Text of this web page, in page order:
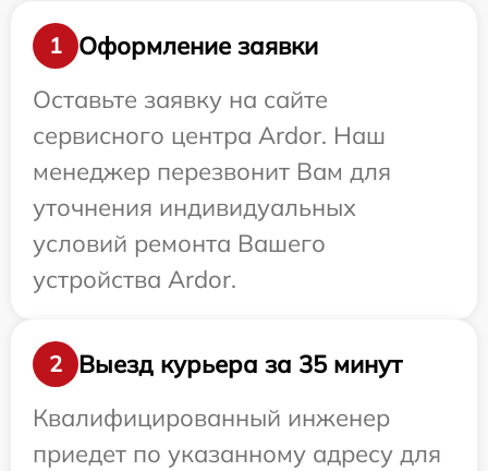
1
Оформление заявки
Оставьте заявку на сайте
сервисного центра Ardor. Наш
менеджер перезвонит Вам для
уточнения индивидуальных
условий ремонта Вашего
устройства Ardor.
2
Выезд курьера за 35 минут
Квалифицированный инженер
приедет по указанному адресу для